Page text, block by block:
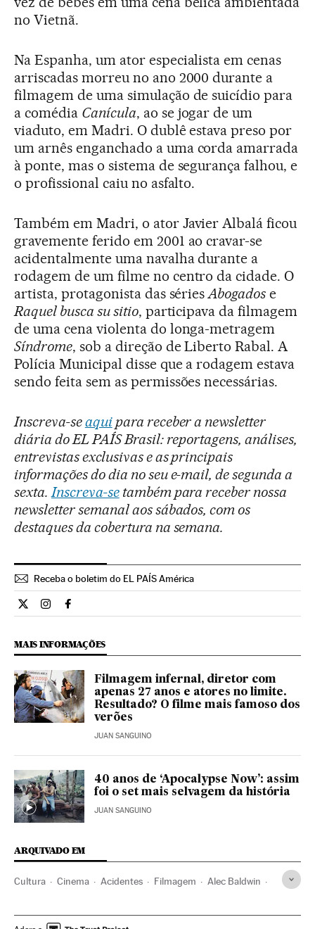
no Vietnã.
Na Espanha, um ator especialista em cenas
arriscadas morreu no ano 2000 durante a
filmagem de uma simulação de suicídio para
a comédia Canícula, ao se jogar de um
viaduto, em Madri. O dublê estava preso por
um arnês enganchado a uma corda amarrada
à ponte, mas o sistema de segurança falhou, e
o profissional caiu no asfalto.
Também em Madri, o ator Javier Albalá ficou
gravemente ferido em 2001 ao cravar-se
acidentalmente uma navalha durante a
rodagem de um filme no centro da cidade. O
artista, protagonista das sériesAbogados e
Raquel busca su sitio, participava da filmagem
de uma cena violenta do longa-metragem
Síndrome, sob a direção de Liberto Rabal. A
Polícia Municipal disse que a rodagem estava
sendo feita sem as permissões necessárias.
Inscreva-seaquipara receber a newsletter
diária do EL PAÍS Brasil: reportagens, análises,
entrevistas exclusivas e as principais
informações do dia no seu e-mail, de segunda a
sexta.Inscreva-setambém para receber nossa
newsletter semanal aos sábados, com os
destaques da cobertura na semana.
Receba o boletim do EL PAÍS América
Cultura El País Brasil en Twitter
Cultura El País Brasil en Instagram
Cultura El País Brasil en Facebook
MAIS INFORMAÇÕES
Filmagem infernal, diretor com
apenas 27 anos e atores no limite.
Resultado? O filme mais famoso dos
verões
JUAN SANGUINO
40 anos de ‘Apocalypse Now’: assim
foi o set mais selvagem da história
JUAN SANGUINO
ARQUIVADO EM
Cultura Cinema Acidentes Filmagem Alec Baldwin